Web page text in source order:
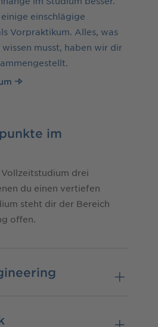
einschlägige
Vorpraktikum. Alles, was
musst, haben wir dir
im
drei
du einen vertiefen
steht dir der Bereich
offen.